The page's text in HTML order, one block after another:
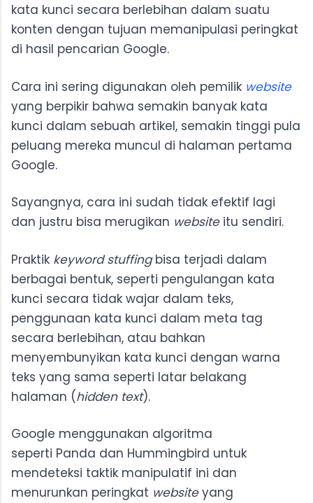
kata kunci secara berlebihan dalam suatu
konten dengan tujuan memanipulasi peringkat
di hasil pencarian Google.
Cara ini sering digunakan oleh pemilik website
yang berpikir bahwa semakin banyak kata
kunci dalam sebuah artikel, semakin tinggi pula
peluang mereka muncul di halaman pertama
Google.
Sayangnya, cara ini sudah tidak efektif lagi
dan justru bisa merugikan websiteitu sendiri.
Praktik keyword stuffingbisa terjadi dalam
berbagai bentuk, seperti pengulangan kata
kunci secara tidak wajar dalam teks,
penggunaan kata kunci dalam meta tag
secara berlebihan, atau bahkan
menyembunyikan kata kunci dengan warna
teks yang sama seperti latar belakang
halaman (hidden text).
Google menggunakan algoritma
seperti Panda dan Hummingbird untuk
mendeteksi taktik manipulatif ini dan
menurunkan peringkat websiteyang